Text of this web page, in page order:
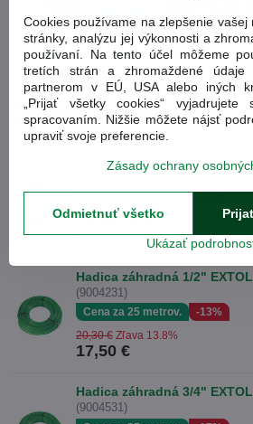
Predchádzajúci
produkt
Obľúbené produkty
Hadica sacia vystužená 3"
(9006770)
110 €
114,50 € Zľava 3.9%
Hadica záhradná 1/2"
(9004231)
Cena za 25 metrov. -13%
17,50 €
20,30 € Zľava 13.8%
Hadica záhradná 3/4"
(9004531)
Cookies používame na zlepšenie vašej
stránky, analýzu jej výkonnosti a
používaní. Na tento účel môžeme
tretích strán a zhromaždené
partnerom v EÚ, USA alebo iných
„Prijať všetky cookies“
spracovaním. Nižšie môžete nájsť
upraviť svoje preferencie.
Zásady ochrany
Ukázať
Odmietnuť všetko